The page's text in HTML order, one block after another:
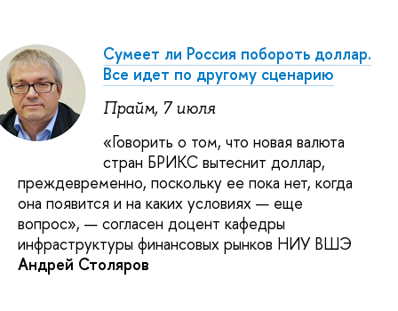
Сумеет ли Россия побороть доллар.
Все идет по другому сценарию
Прайм, 7 июля
«Говорить о том, что новая валюта
стран БРИКС вытеснит доллар,
преждевременно, поскольку ее пока нет, когда
она появится и на каких условиях — еще
вопрос», — согласен доцент кафедры
инфраструктуры финансовых рынков НИУ ВШЭ
Андрей Столяров